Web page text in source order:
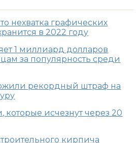
нехватка графических
в 2022 году
1 миллиард долларов
за популярность среди
рекордный штраф на
которые исчезнут через 20
кирпича